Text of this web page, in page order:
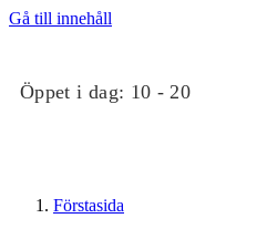
Gå till innehåll
Öppet i dag: 10 - 20
Förstasida